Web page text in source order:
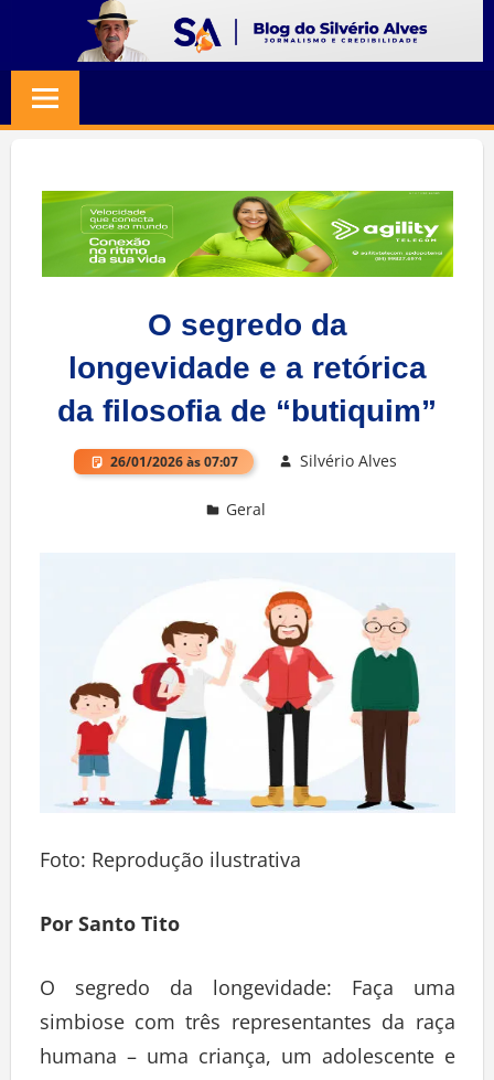
content
SILVERIO
ALVES
Jornalismo
Credibilidade
O segredo da
longevidade e a retórica
da filosofia de “butiquim”
26/01/2026 às 07:07 Silvério Alves
Geral
Foto: Reprodução ilustrativa
Por Santo Tito
O segredo da longevidade: Faça uma
simbiose com três representantes da raça
humana – uma criança, um adolescente e